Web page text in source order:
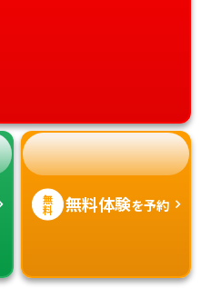
無
料 無料体験を予約